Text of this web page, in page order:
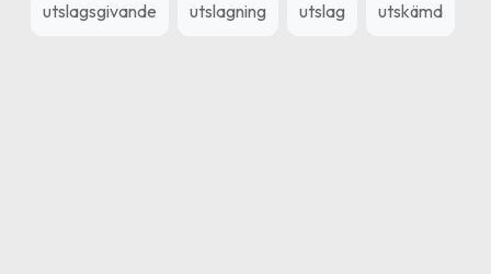
utslagsgivande utslagning utslag utskämd